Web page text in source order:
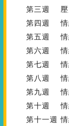
第三週
第四週
第五週
第六週
第七週
第八週
第九週
第十週
第十一週